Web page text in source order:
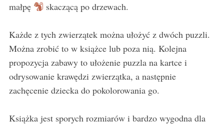
małpę
skaczącą po drzewach.
Każde z tych zwierzątek można ułożyć z dwóch puzzli.
Można zrobić to w książce lub poza nią. Kolejna
propozycja zabawy to ułożenie puzzla na kartce i
odrysowanie krawędzi zwierzątka, a następnie
zachęcenie dziecka do pokolorowania go.
Książka jest sporych rozmiarów i bardzo wygodna dla